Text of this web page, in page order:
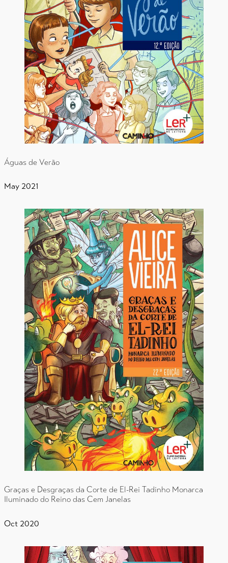
Águas de Verão
May 2021
Graças e Desgraças da Corte de El-Rei Tadinho Monarca
Iluminado do Reino das Cem Janelas
Oct 2020